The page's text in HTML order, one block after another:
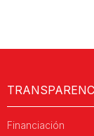
Financiación